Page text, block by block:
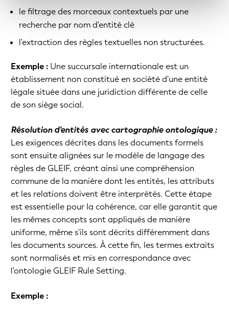
le filtrage des morceaux contextuels par une
recherche par nom d'entité clé
l'extraction des règles textuelles non structurées.
Exemple : Une succursale internationale est un
établissement non constitué en société d'une entité
légale située dans une juridiction différente de celle
de son siège social.
Résolution d'entités avec cartographie ontologique :
Les exigences décrites dans les documents formels
sont ensuite alignées sur le modèle de langage des
règles de GLEIF, créant ainsi une compréhension
commune de la manière dont les entités, les attributs
et les relations doivent être interprétés. Cette étape
est essentielle pour la cohérence, car elle garantit que
les mêmes concepts sont appliqués de manière
uniforme, même s'ils sont décrits différemment dans
les documents sources. À cette fin, les termes extraits
sont normalisés et mis en correspondance avec
l'ontologie GLEIF Rule Setting.
Exemple :